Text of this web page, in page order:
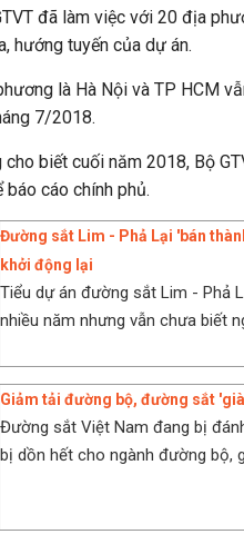
đã làm việc với 20 địa
hướng tuyến của dự án.
là Hà Nội và TP HCM
7/2018.
biết cuối năm 2018, Bộ
cáo chính phủ.
Đường sắt Lim - Phả Lại 'bán
khởi động lại
Tiểu dự án đường sắt Lim - Phả
nhiều năm nhưng vẫn chưa biết
Giảm tải đường bộ, đường sắt
Đường sắt Việt Nam đang bị
bị dồn hết cho ngành đường bộ,